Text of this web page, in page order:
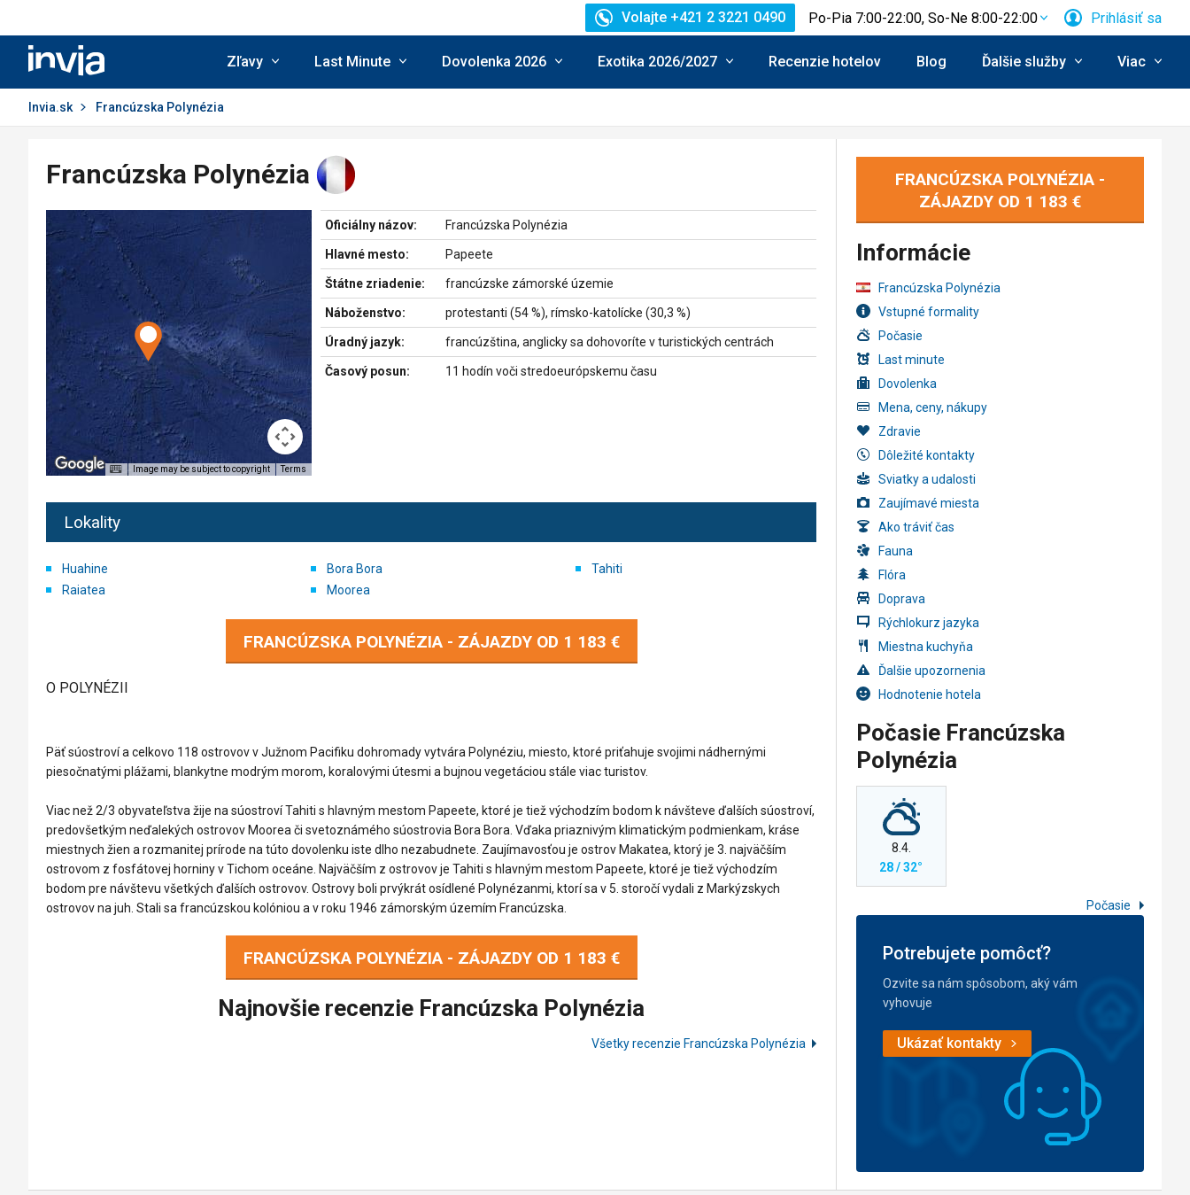
Invia.sk
Volajte +421 2 3221 0490 Po-Pia 7:00-22:00, So-Ne 8:00-22:00 Prihlásiť sa
Zľavy Last Minute Dovolenka 2026 Exotika 2026/2027 Recenzie hotelov Blog Ďalšie služby Viac
Invia.sk Francúzska Polynézia
Francúzska Polynézia
Image may be subject to copyright Terms
Oficiálny názov: Francúzska Polynézia
Hlavné mesto: Papeete
Štátne zriadenie: francúzske zámorské územie
Náboženstvo: protestanti (54 %), rímsko-katolícke (30,3 %)
Úradný jazyk: francúzština, anglicky sa dohovoríte v turistických centrách
Časový posun: 11 hodín voči stredoeurópskemu času
Lokality
Huahine
Raiatea
Bora Bora
Moorea
Tahiti
FRANCÚZSKA POLYNÉZIA - ZÁJAZDY OD 1 183 €
O POLYNÉZII
Päť súostroví a celkovo 118 ostrovov v Južnom Pacifiku dohromady vytvára Polynéziu, miesto, ktoré priťahuje svojimi nádhernými
piesočnatými plážami, blankytne modrým morom, koralovými útesmi a bujnou vegetáciou stále viac turistov.
Viac než 2/3 obyvateľstva žije na súostroví Tahiti s hlavným mestom Papeete, ktoré je tiež východzím bodom k návšteve ďalších súostroví,
predovšetkým neďalekých ostrovov Moorea či svetoznámého súostrovia Bora Bora. Vďaka priaznivým klimatickým podmienkam, kráse
miestnych žien a rozmanitej prírode na túto dovolenku iste dlho nezabudnete. Zaujímavosťou je ostrov Makatea, ktorý je 3. najväčším
ostrovom z fosfátovej horniny v Tichom oceáne. Najväčším z ostrovov je Tahiti s hlavným mestom Papeete, ktoré je tiež východzím
bodom pre návštevu všetkých ďalších ostrovov. Ostrovy boli prvýkrát osídlené Polynézanmi, ktorí sa v 5. storočí vydali z Markýzskych
ostrovov na juh. Stali sa francúzskou kolóniou a v roku 1946 zámorským územím Francúzska.
FRANCÚZSKA POLYNÉZIA - ZÁJAZDY OD 1 183 €
Najnovšie recenzie Francúzska Polynézia
Všetky recenzie Francúzska Polynézia
FRANCÚZSKA POLYNÉZIA -
ZÁJAZDY OD 1 183 €
Informácie
Francúzska Polynézia
Vstupné formality
Počasie
Last minute
Dovolenka
Mena, ceny, nákupy
Zdravie
Dôležité kontakty
Sviatky a udalosti
Zaujímavé miesta
Ako tráviť čas
Fauna
Flóra
Doprava
Rýchlokurz jazyka
Miestna kuchyňa
Ďalšie upozornenia
Hodnotenie hotela
Počasie Francúzska
Polynézia
8.4.
28 / 32°
Počasie
Potrebujete pomôcť?
Ozvite sa nám spôsobom, aký vám
vyhovuje
Ukázať kontakty